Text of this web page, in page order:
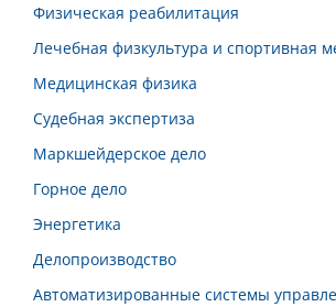
Физическая реабилитация
Лечебная физкультура и спортивная
Медицинская физика
Судебная экспертиза
Маркшейдерское дело
Горное дело
Энергетика
Делопроизводство
Автоматизированные системы